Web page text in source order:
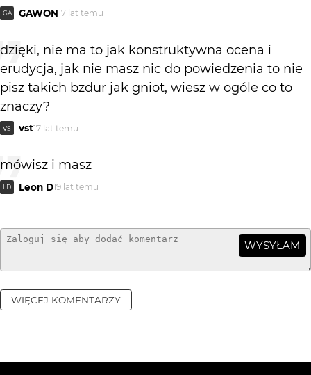
GA GAWON17 lat temu
dzięki, nie ma to jak konstruktywna ocena i
erudycja, jak nie masz nic do powiedzenia to nie
pisz takich bzdur jak gniot, wiesz w ogóle co to
znaczy?
VS vst17 lat temu
mówisz i masz
LD Leon D19 lat temu
WYSYŁAM
WIĘCEJ KOMENTARZY